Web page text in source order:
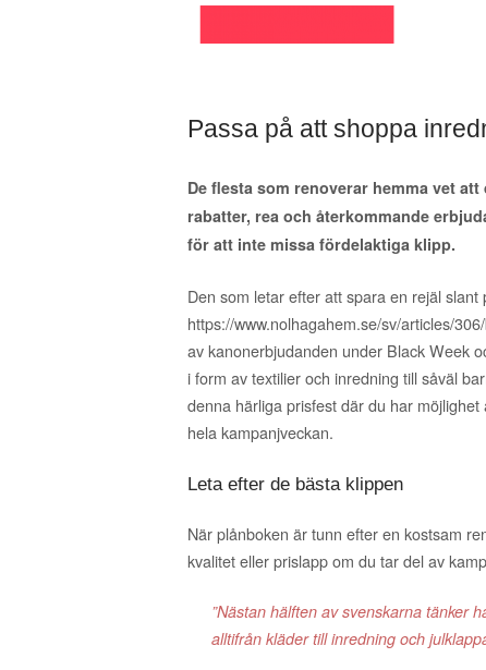
Passa på att shoppa
De flesta som renoverar hemma vet
rabatter, rea och återkommande
för att inte missa fördelaktiga klipp.
Den som letar efter att spara en rejäl
https://www.nolhagahem.se/sv/articles/
av kanonerbjudanden under Black Week
i form av textilier och inredning till såväl
denna härliga prisfest där du har
hela kampanjveckan.
Leta efter de bästa klippen
När plånboken är tunn efter en kostsam
kvalitet eller prislapp om du tar del av
”Nästan hälften av svenskarna tänker
alltifrån kläder till inredning och